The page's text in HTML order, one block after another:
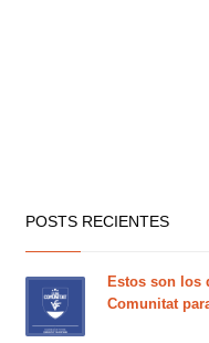
POSTS RECIENTES
Estos son los
Comunitat